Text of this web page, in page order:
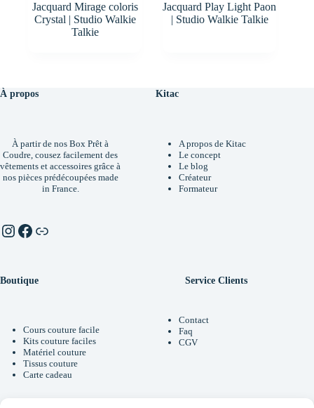
Jacquard Mirage coloris
Crystal | Studio Walkie
Talkie
Jacquard Play Light Paon
| Studio Walkie Talkie
À propos
À partir de nos Box Prêt à
Coudre, cousez facilement des
vêtements et accessoires grâce à
nos pièces prédécoupées made
in France.
Instagram
Facebook
Linktr.ee
Kitac
A propos de Kitac
Le concept
Le blog
Créateur
Formateur
Boutique
Cours couture facile
Kits couture faciles
Matériel couture
Tissus couture
Carte cadeau
Service Clients
Contact
Faq
CGV